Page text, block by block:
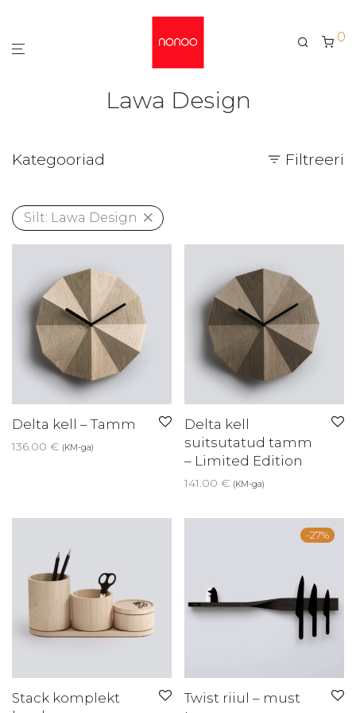
0
Lawa Design
Kategooriad Filtreeri
Silt: Lawa Design
Delta kell – Tamm
136.00 € (KM-ga)
Delta kell
suitsutatud tamm
– Limited Edition
141.00 € (KM-ga)
Stack komplekt
-27%
Twist riiul – must